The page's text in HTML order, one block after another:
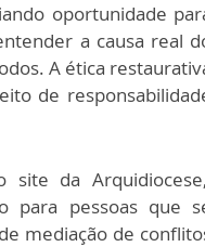
oportunidade
a causa real
A ética
de
site da Arquidiocese,
para pessoas que
mediação de